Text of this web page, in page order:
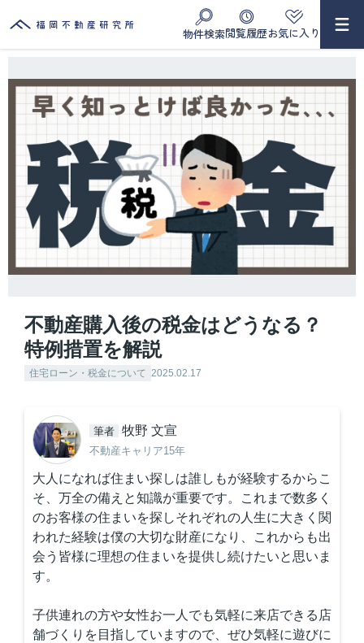
物件検索閲覧履歴お気に入り
不動産購入後の税金はどうなる？
特例措置を解説
住宅ローン・税金について 2025.02.17
筆者 牧野 文宣
不動産キャリア15年
大人になれば住まい探しは誰しもが経験するからこ
そ、万全の備えと知識が重要です。これまで数多く
のお客様の住まいを探しそれぞれの人生に大きく関
われた経験は僕の大切な財産になり、これからも出
会う皆様に理想の住まいを提供し続けたいと思いま
す。
子供連れの方や女性お一人でも気軽に来店できる店
舗づくりを目指していますので、ぜひ気軽に遊びに